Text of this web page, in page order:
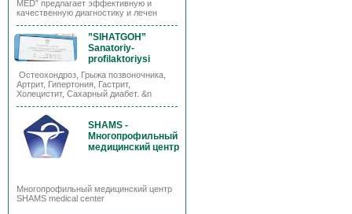
MED” предлагает эффективную и
качественную диагностику и лечен
”SIHATGOH”
Sanatoriy-
profilaktoriysi
Остеохондроз, Грыжа позвоночника,
Артрит, Гипертония, Гастрит,
Холецистит, Сахарный диабет. &n
SHAMS -
Многопрофильный
медицинский центр
Многопрофильный медицинский центр
SHAMS medical center